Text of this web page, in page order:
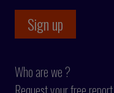
Who are we ?